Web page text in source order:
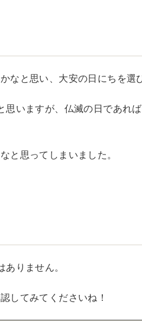
なと思い、大安の日にちを選
いますが、仏滅の日であれ
と思ってしまいました。
りません。
してみてくださいね！